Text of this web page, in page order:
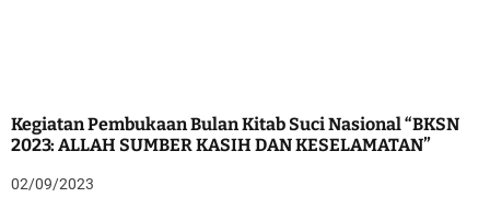
Kegiatan Pembukaan Bulan Kitab Suci Nasional “BKSN
2023: ALLAH SUMBER KASIH DAN KESELAMATAN”
02/09/2023